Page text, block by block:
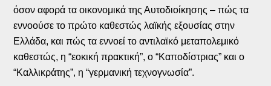
όσον αφορά τα οικονομικά της Αυτοδιοίκησης – πώς τα
εννοούσε το πρώτο καθεστώς λαϊκής εξουσίας στην
Ελλάδα, και πώς τα εννοεί το αντιλαϊκό μεταπολεμικό
καθεστώς, η “εοκική πρακτική”, ο “Καποδίστριας” και ο
“Καλλικράτης”, η “γερμανική τεχνογνωσία”.